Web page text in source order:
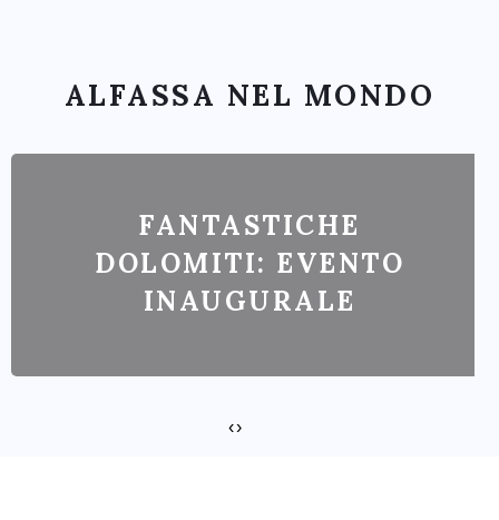
ALFASSA NEL MONDO
FANTASTICHE
DOLOMITI: EVENTO
INAUGURALE
‹›